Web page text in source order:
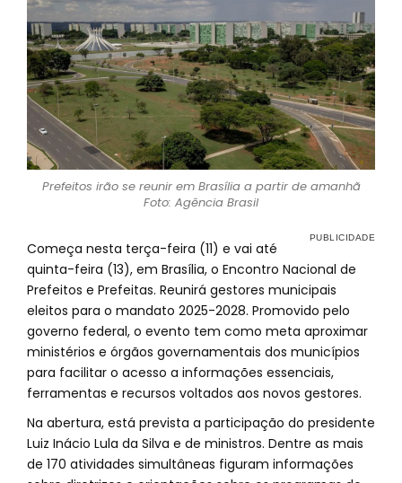
Prefeitos irão se reunir em Brasília a partir de amanhã
Foto: Agência Brasil
Começa nesta terça-feira (11) e vai até
quinta-feira (13), em Brasília, o Encontro Nacional de
Prefeitos e Prefeitas. Reunirá gestores municipais
eleitos para o mandato 2025-2028. Promovido pelo
governo federal, o evento tem como meta aproximar
ministérios e órgãos governamentais dos municípios
para facilitar o acesso a informações essenciais,
ferramentas e recursos voltados aos novos gestores.
Na abertura, está prevista a participação do presidente
Luiz Inácio Lula da Silva e de ministros. Dentre as mais
de 170 atividades simultâneas figuram informações